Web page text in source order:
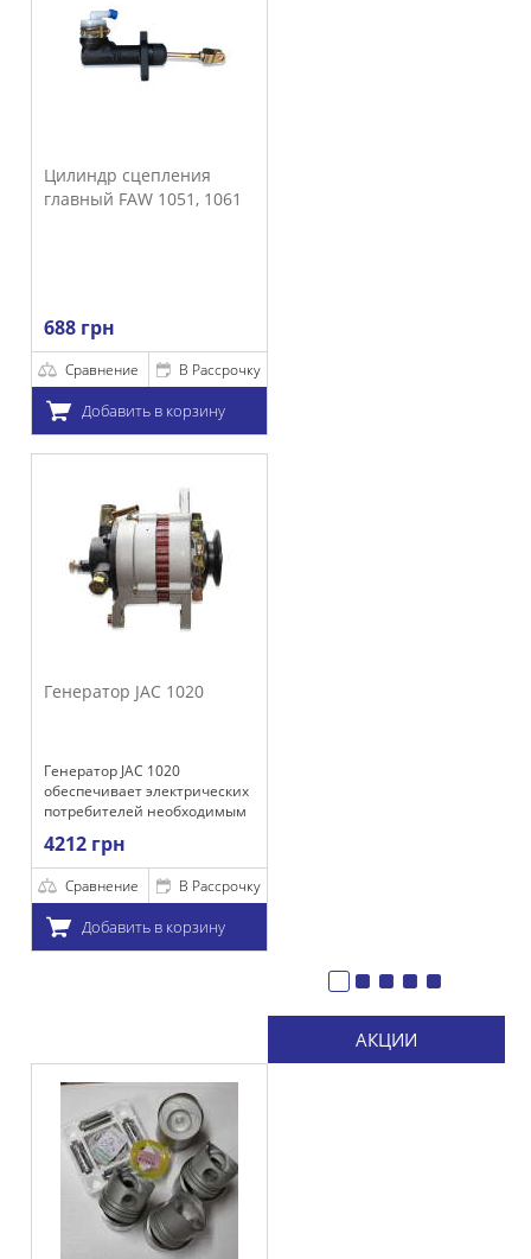
сцепления
FAW 1051, 1061
грн
Сравнение В Рассрочку
Добавить в корзину
JAC 1020
JAC 1020
электрических
необходимым
их работы, а
зарядки акумулятора.
грн
Сравнение В Рассрочку
Добавить в корзину
АКЦИИ